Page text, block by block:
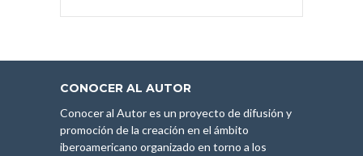
CONOCER AL AUTOR
Conocer al Autor es un proyecto de difusión y
promoción de la creación en el ámbito
iberoamericano organizado en torno a los